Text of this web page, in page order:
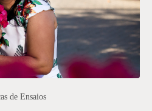
de Ensaios